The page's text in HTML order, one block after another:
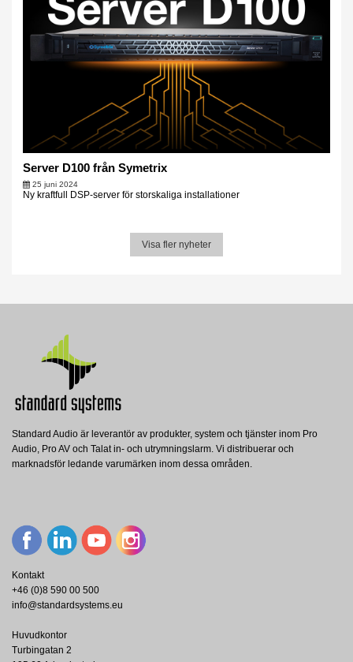
Server D100 från Symetrix
25 juni 2024
Ny kraftfull DSP-server för storskaliga installationer
Visa fler nyheter
Standard Audio är leverantör av produkter, system och tjänster inom Pro
Audio, Pro AV och Talat in- och utrymningslarm. Vi distribuerar och
marknadsför ledande varumärken inom dessa områden.
Kontakt
+46 (0)8 590 00 500
info@standardsystems.eu
Huvudkontor
Turbingatan 2